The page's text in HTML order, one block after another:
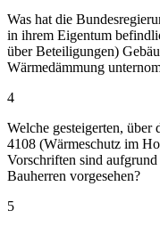
Was hat die
in ihrem Eigentum
über Beteiligungen)
Wärmedämmung
4
Welche gesteigerten,
4108 (Wärmeschutz im
Vorschriften sind
Bauherren vorgesehen?
5